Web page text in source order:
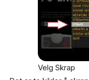
Velg Skrap